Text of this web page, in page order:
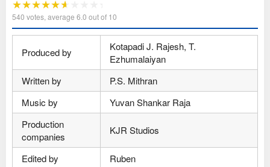
540 votes, average 6.0 out of 10
Produced by
Kotapadi J. Rajesh, T.
Ezhumalaiyan
Written by
P.S. Mithran
Music by
Yuvan Shankar Raja
Production
companies
KJR Studios
Edited by Ruben